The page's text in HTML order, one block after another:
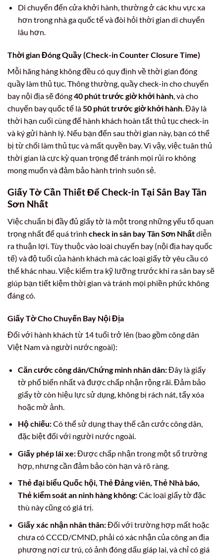
Di chuyển đến cửa khởi hành, thường ở các khu vực xa
hơn trong nhà ga quốc tế và đòi hỏi thời gian di chuyển
lâu hơn.
Thời gian Đóng Quầy (Check-in Counter Closure Time)
Mỗi hãng hàng không đều có quy định về thời gian đóng
quầy làm thủ tục. Thông thường, quầy check-in cho chuyến
bay nội địa sẽ đóng40 phút trước giờ khởi hành , và cho
chuyến bay quốc tế là 50 phút trước giờ khởi hành . Đây là
thời hạn cuối cùng để hành khách hoàn tất thủ tục check-in
và ký gửi hành lý. Nếu bạn đến sau thời gian này, bạn có thể
bị từ chối làm thủ tục và mất quyền bay. Vì vậy, việc tuân thủ
thời gian là cực kỳ quan trọng để tránh mọi rủi ro không
mong muốn và đảm bảo hành trình suôn sẻ.
Giấy Tờ Cần Thiết Để Check-in Tại Sân Bay Tân
Sơn Nhất
Việc chuẩn bị đầy đủ giấy tờ là một trong những yếu tố quan
trọng nhất để quá trình check in sân bay Tân Sơn Nhấtdiễn
ra thuận lợi. Tùy thuộc vào loại chuyến bay (nội địa hay quốc
tế) và độ tuổi của hành khách mà các loại giấy tờ yêu cầu có
thể khác nhau. Việc kiểm tra kỹ lưỡng trước khi ra sân bay sẽ
giúp bạn tiết kiệm thời gian và tránh mọi phiền phức không
đáng có.
Giấy Tờ Cho Chuyến Bay Nội Địa
Đối với hành khách từ 14 tuổi trở lên (bao gồm công dân
Việt Nam và người nước ngoài):
Căn cước công dân/Chứng minh nhân dân:Đây là giấy
tờ phổ biến nhất và được chấp nhận rộng rãi. Đảm bảo
giấy tờ còn hiệu lực sử dụng, không bị rách nát, tẩy xóa
hoặc mờ ảnh.
Hộ chiếu:Có thể sử dụng thay thế căn cước công dân,
đặc biệt đối với người nước ngoài.
Giấy phép lái xe:Được chấp nhận trong một số trường
hợp, nhưng cần đảm bảo còn hạn và rõ ràng.
Thẻ đại biểu Quốc hội, Thẻ Đảng viên, Thẻ Nhà báo,
Thẻ kiểm soát an ninh hàng không:Các loại giấy tờ đặc
thù này cũng có giá trị.
Giấy xác nhận nhân thân:Đối với trường hợp mất hoặc
chưa có CCCD/CMND, phải có xác nhận của công an địa
phương nơi cư trú, có ảnh đóng dấu giáp lai, và chỉ có giá